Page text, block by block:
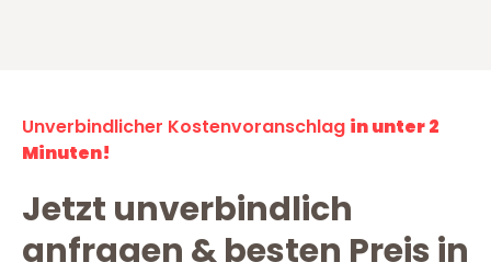
Unverbindlicher Kostenvoranschlag in unter 2
Minuten!
Jetzt unverbindlich
anfragen & besten Preis in